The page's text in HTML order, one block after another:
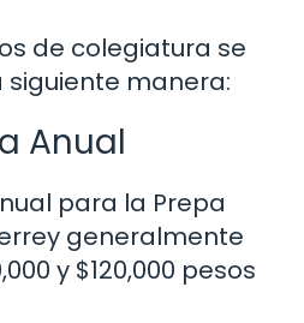
de colegiatura se
siguiente manera:
Anual
para la Prepa
generalmente
y $120,000 pesos